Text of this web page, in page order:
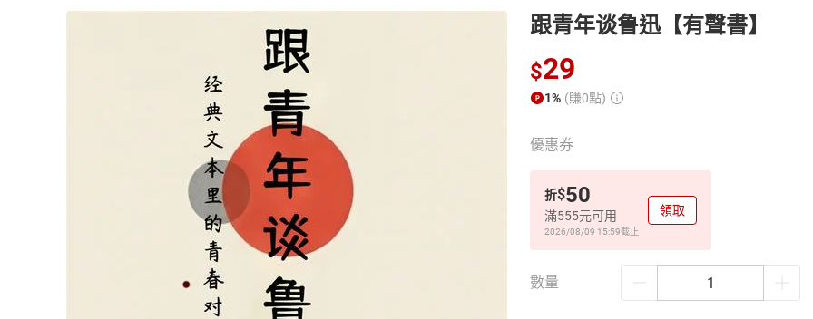
跟青年谈鲁迅【有聲書】
$29
1% (賺0點)
優惠券
折$50
滿555元可用
2026/08/09 15:59截止
領取
數量